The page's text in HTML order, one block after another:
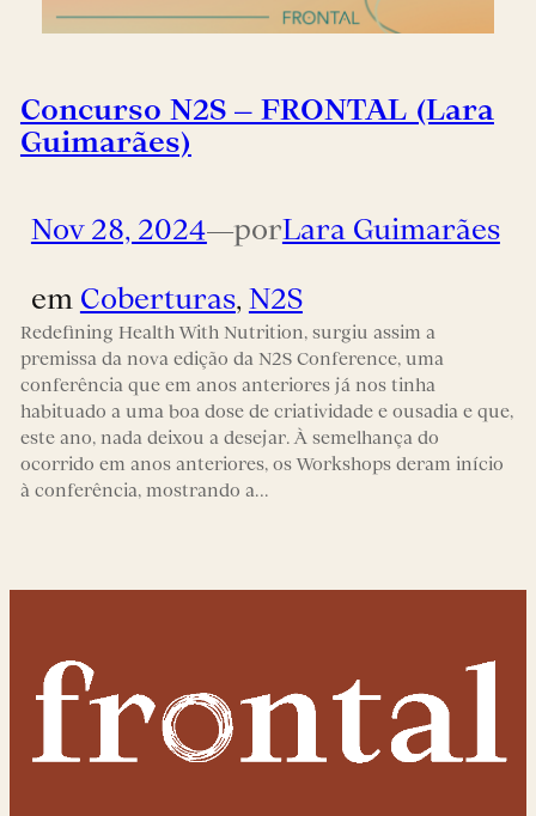
Concurso N2S – FRONTAL (Lara
Guimarães)
Nov 28, 2024—porLara Guimarães
em Coberturas, N2S
Redefining Health With Nutrition, surgiu assim a
premissa da nova edição da N2S Conference, uma
conferência que em anos anteriores já nos tinha
habituado a uma boa dose de criatividade e ousadia e que,
este ano, nada deixou a desejar. À semelhança do
ocorrido em anos anteriores, os Workshops deram início
à conferência, mostrando a…